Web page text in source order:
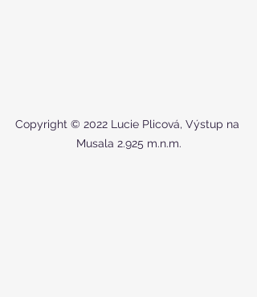
Copyright © 2022 Lucie Plicová, Výstup na
Musala 2.925 m.n.m.